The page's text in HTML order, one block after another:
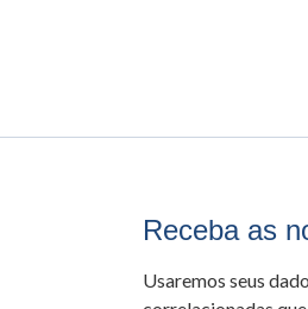
Receba as
Usaremos seus